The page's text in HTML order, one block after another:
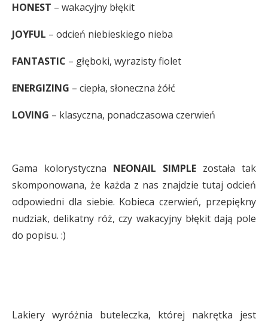
HONEST – wakacyjny błękit
JOYFUL – odcień niebieskiego nieba
FANTASTIC – głęboki, wyrazisty fiolet
ENERGIZING – ciepła, słoneczna żółć
LOVING – klasyczna, ponadczasowa czerwień
Gama kolorystyczna NEONAIL SIMPLE została tak
skomponowana, że każda z nas znajdzie tutaj odcień
odpowiedni dla siebie. Kobieca czerwień, przepiękny
nudziak, delikatny róż, czy wakacyjny błękit dają pole
do popisu. :)
Lakiery wyróżnia buteleczka, której nakrętka jest